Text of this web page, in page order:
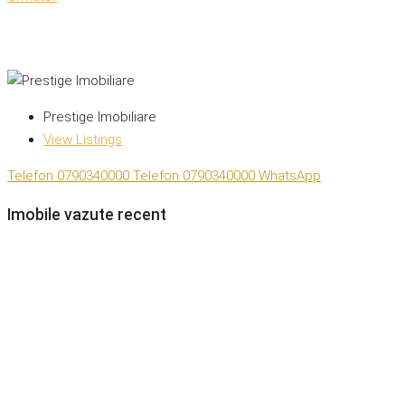
Prestige Imobiliare
View Listings
Telefon 0790340000 Telefon 0790340000 WhatsApp
Imobile vazute recent